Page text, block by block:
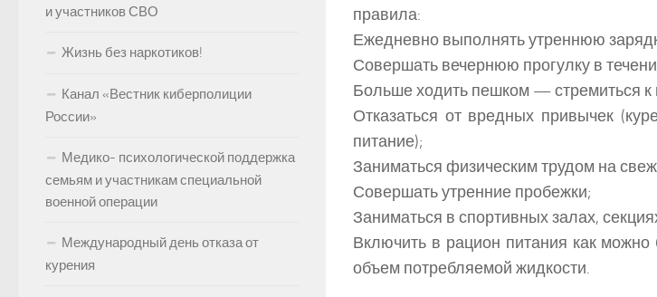
правила:
Ежедневно выполнять утреннюю
Совершать вечернюю прогулку в
Больше ходить пешком — стремиться к
Отказаться от вредных привычек
питание);
Заниматься физическим трудом на
Совершать утренние пробежки;
Заниматься в спортивных залах,
Включить в рацион питания как
объем потребляемой жидкости.
и участников СВО
Жизнь без наркотиков!
Канал «Вестник киберполиции
России»
Медико- психологической поддержка
семьям и участникам специальной
военной операции
Международный день отказа от
курения